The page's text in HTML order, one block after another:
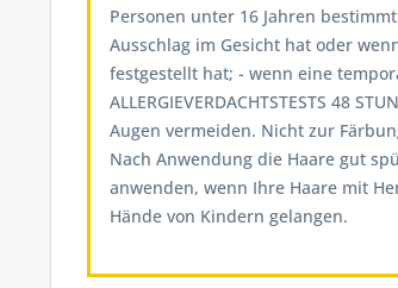
Personen unter 16 Jahren
Ausschlag im Gesicht hat oder
festgestellt hat; - wenn eine
ALLERGIEVERDACHTSTESTS 48
Augen vermeiden. Nicht zur
Nach Anwendung die Haare gut
anwenden, wenn Ihre Haare mit
Hände von Kindern gelangen.